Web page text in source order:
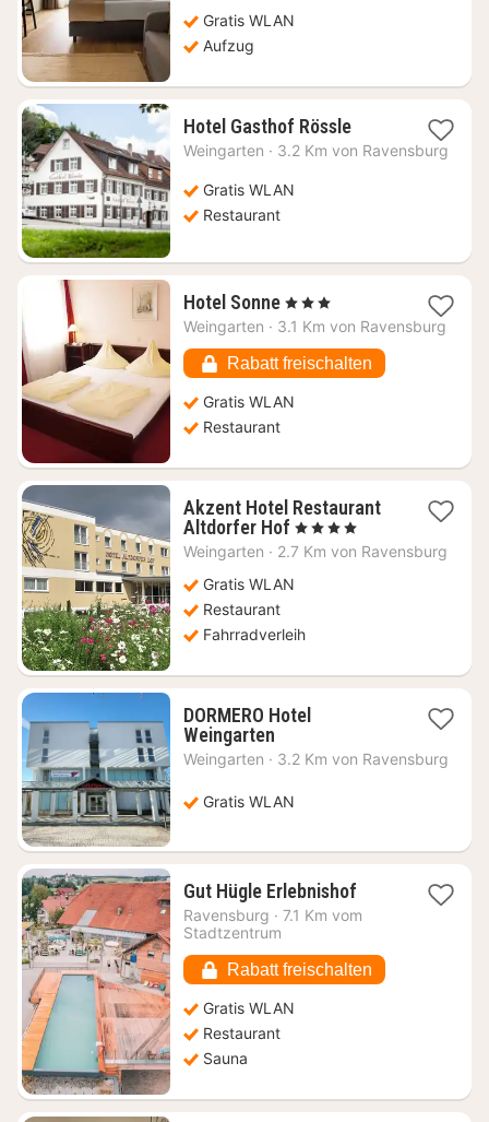
Gratis WLAN
Aufzug
Hotel Gasthof Rössle1
Nacht
Weingarten · 3.2 Km von Ravensburg
Gratis WLAN
Restaurant
Hotel Sonne1
Nacht
96,26
€
, 3 Sterne
Weingarten · 3.1 Km von Ravensburg
Rabatt freischalten
Gratis WLAN
Restaurant
Akzent Hotel Restaurant
Altdorfer Hof 1
Nacht
134,58
, 4 Sterne
Weingarten · 2.7 Km von Ravensburg
Gratis WLAN
Restaurant
Fahrradverleih
DORMERO Hotel
Weingarten1
Nacht
70,09
€
Weingarten · 3.2 Km von Ravensburg
Gratis WLAN
Gut Hügle Erlebnishof1
Nacht
€
Ravensburg · 7.1 Km vom
Stadtzentrum
Rabatt freischalten
Gratis WLAN
Restaurant
Sauna